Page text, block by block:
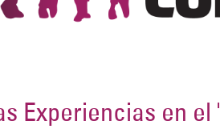
Experiencias en el